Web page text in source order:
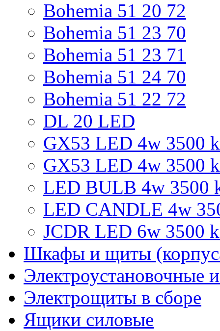
Bohemia 51 20 72
Bohemia 51 23 70
Bohemia 51 23 71
Bohemia 51 24 70
Bohemia 51 22 72
DL 20 LED
GX53 LED 4w 3500
GX53 LED 4w 3500
LED BULB 4w 3500
LED CANDLE 4w
JCDR LED 6w 3500
Шкафы и щиты
Электроустановочные
Электрощиты в сборе
Ящики силовые